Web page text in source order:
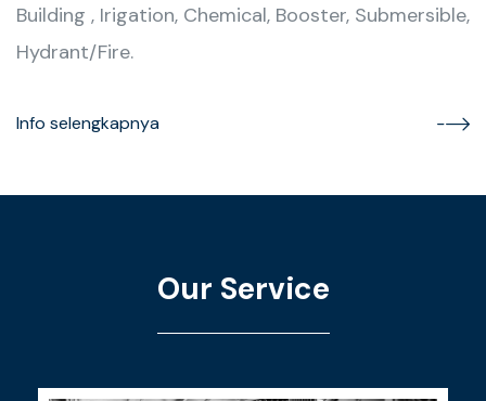
Building , Irigation, Chemical, Booster, Submersible,
Hydrant/Fire.
Info selengkapnya
Our Service